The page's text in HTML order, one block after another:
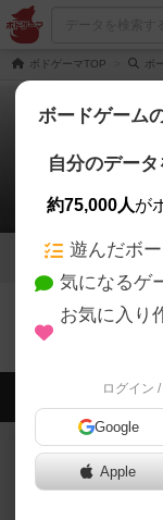
ボドゲーマTOP ボ
11
レビュー
ボードゲーム
自分のデー
約75,000人が
遊んだボ
気になるゲ
お気に入り
ログイン
Google
Apple